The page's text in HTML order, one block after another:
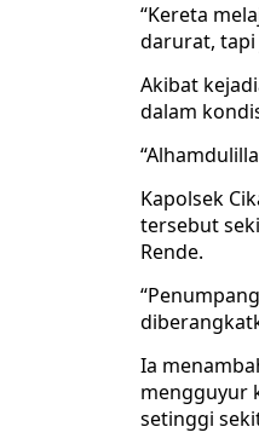
“Kereta
darurat, tapi
Akibat
dalam
Kapolsek
tersebut
Rende.
Ia
mengguyur
setinggi